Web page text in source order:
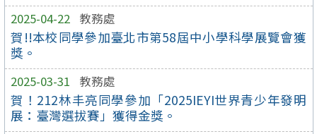
2025-04-22 教務處
賀!!本校同學參加臺北市第58屆中小學科學展覽會獲
獎。
2025-03-31 教務處
賀！212林丰亮同學參加「2025IEYI世界青少年發明
展：臺灣選拔賽」獲得金獎。